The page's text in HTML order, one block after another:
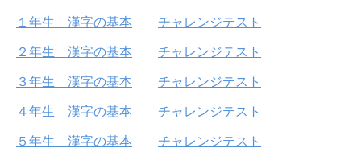
１年生 漢字の基本 チャレンジテスト
２年生 漢字の基本 チャレンジテスト
３年生 漢字の基本 チャレンジテスト
４年生 漢字の基本 チャレンジテスト
５年生 漢字の基本 チャレンジテスト